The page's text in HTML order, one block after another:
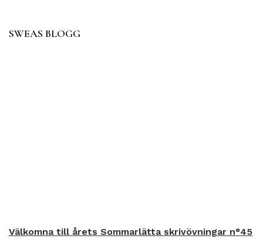
SWEAS BLOGG
Välkomna till årets Sommarlätta skrivövningar n°45